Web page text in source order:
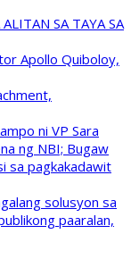
SA TAYA SA
Apollo Quiboloy,
ni VP Sara
ng NBI; Bugaw
sa pagkakadawit
solusyon sa
paaralan,